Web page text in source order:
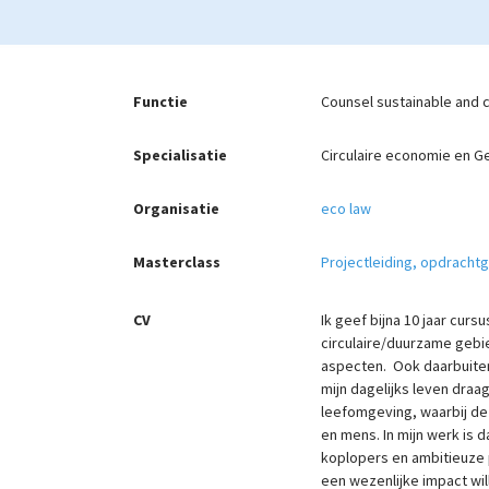
Functie Counsel sustainable and
Specialisatie Circulaire economie en
Organisatie eco law
Masterclass Projectleiding,
CV
Ik geef bijna 10 jaar
circulaire/duurzame
aspecten. Ook
mijn dagelijks leven
leefomgeving, waarbij
en mens. In mijn werk is
koplopers en ambitieuze
een wezenlijke impact